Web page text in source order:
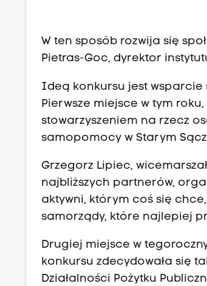
W ten sposób rozwija się
Pietras-Goc, dyrektor
Ideą konkursu jest wsparcie
Pierwsze miejsce w tym
stowarzyszeniem na rzecz
samopomocy w Starym
Grzegorz Lipiec,
najbliższych partnerów,
aktywni, którym coś się
samorządy, które najlepiej
Drugiej miejsce w
konkursu zdecydowała się
Działalności Pożytku